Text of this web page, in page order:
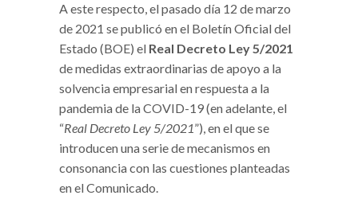
A este respecto, el pasado día 12 de marzo
de 2021 se publicó en el Boletín Oficial del
Estado (BOE) el Real Decreto Ley 5/2021
de medidas extraordinarias de apoyo a la
solvencia empresarial en respuesta a la
pandemia de la COVID-19 (en adelante, el
“Real Decreto Ley 5/2021”), en el que se
introducen una serie de mecanismos en
consonancia con las cuestiones planteadas
en el Comunicado.